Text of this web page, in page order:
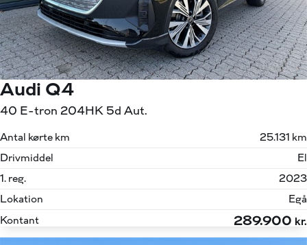
Audi Q4
40 E-tron 204HK 5d Aut.
Antal kørte km
25.131 km
Drivmiddel
El
1. reg.
2023
Lokation
Egå
Kontant
289.900 kr.